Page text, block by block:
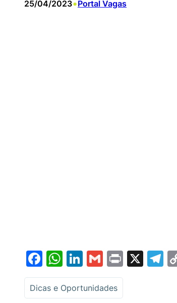
25/04/2023•Portal Vagas
Facebook
WhatsApp
LinkedIn
GmailPrint
X
Dicas e Oportunidades